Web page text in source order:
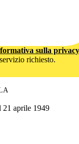
sulla privacy
richiesto.
21 aprile 1949